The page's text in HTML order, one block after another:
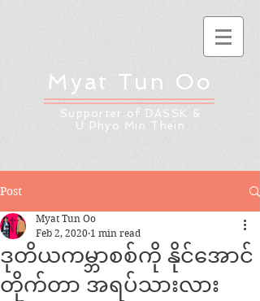
Myat Tun Oo
Supporter of DASSK &
U Phyo Min Thein
Post
ဒုတိယကမ္ဘာစစ်ကို နိုင်အောင်
တိုက်တာ အရပ်သားလား
Myat Tun Oo
Feb 2, 2020 1 min read